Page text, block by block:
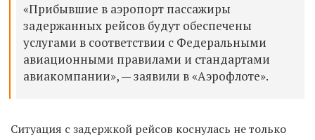
«Прибывшие в аэропорт пассажиры
задержанных рейсов будут обеспечены
услугами в соответствии с Федеральными
авиационными правилами и стандартами
авиакомпании», — заявили в «Аэрофлоте».
Ситуация с задержкой рейсов коснулась не только